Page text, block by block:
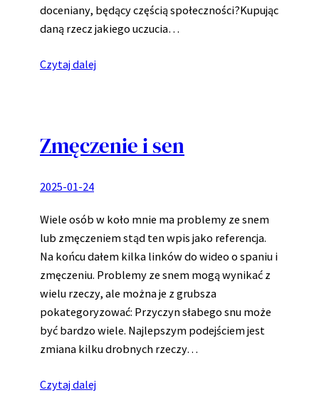
doceniany, będący częścią społeczności?Kupując
daną rzecz jakiego uczucia…
Czytaj dalej
Zmęczenie i sen
2025-01-24
Wiele osób w koło mnie ma problemy ze snem
lub zmęczeniem stąd ten wpis jako referencja.
Na końcu dałem kilka linków do wideo o spaniu i
zmęczeniu. Problemy ze snem mogą wynikać z
wielu rzeczy, ale można je z grubsza
pokategoryzować: Przyczyn słabego snu może
być bardzo wiele. Najlepszym podejściem jest
zmiana kilku drobnych rzeczy…
Czytaj dalej